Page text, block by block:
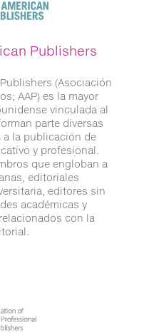
Publishers
(Asociación
AAP) es la mayor
vinculada al
parte diversas
a la publicación de
y profesional.
que engloban a
editoriales
editores sin
académicas y
con la